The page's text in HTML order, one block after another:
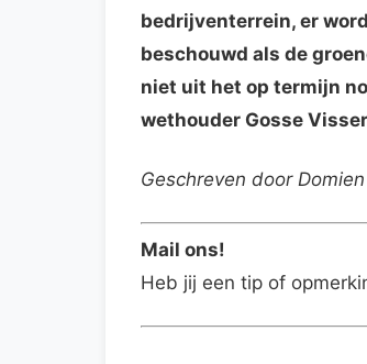
bedrijventerrein, er
beschouwd als de
niet uit het op termijn
wethouder Gosse
Geschreven door
Mail ons!
Heb jij een tip of